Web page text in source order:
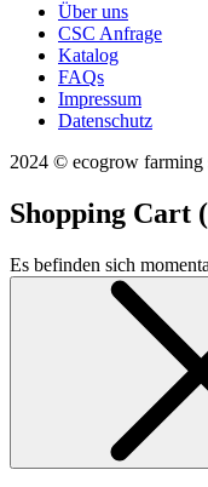
Über uns
CSC Anfrage
Katalog
FAQs
Impressum
Datenschutz
2024 © ecogrow farming
Shopping Cart (
Es befinden sich